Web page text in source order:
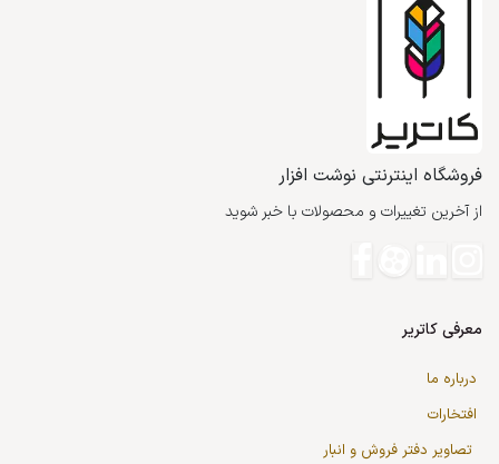
فروشگاه اینترنتی نوشت افزار
از آخرین تغییرات و محصولات با خبر شوید
معرفی کاتریر
درباره ما
افتخارات
تصاویر دفتر فروش و انبار